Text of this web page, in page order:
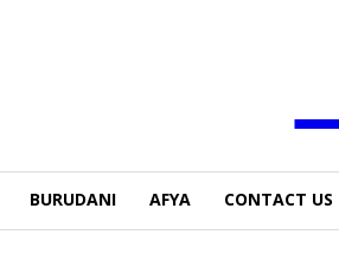
BURUDANI AFYA CONTACT US